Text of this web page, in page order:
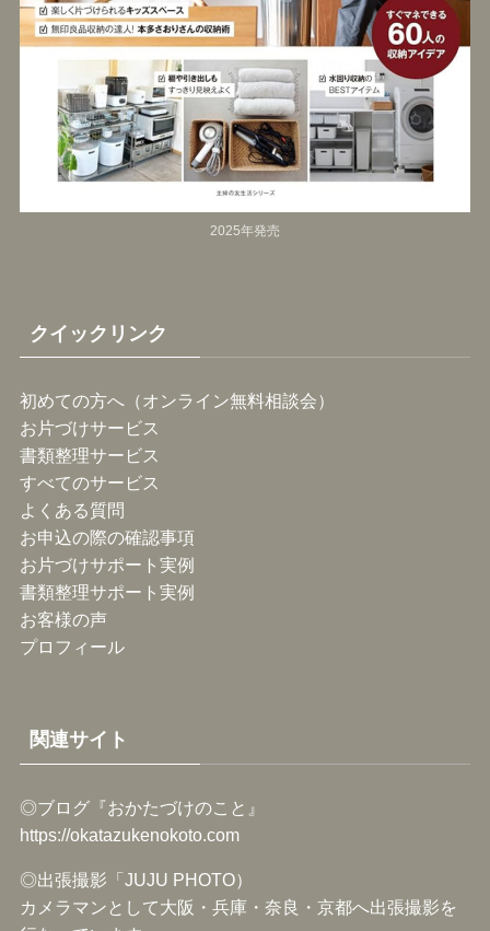
2025年発売
クイックリンク
初めての方へ（オンライン無料相談会）
お片づけサービス
書類整理サービス
すべてのサービス
よくある質問
お申込の際の確認事項
お片づけサポート実例
書類整理サポート実例
お客様の声
プロフィール
関連サイト
◎ブログ『おかたづけのこと』
https://okatazukenokoto.com
◎出張撮影「JUJU PHOTO）
カメラマンとして大阪・兵庫・奈良・京都へ出張撮影を